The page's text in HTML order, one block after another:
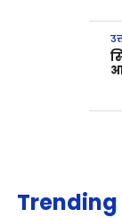
Trending